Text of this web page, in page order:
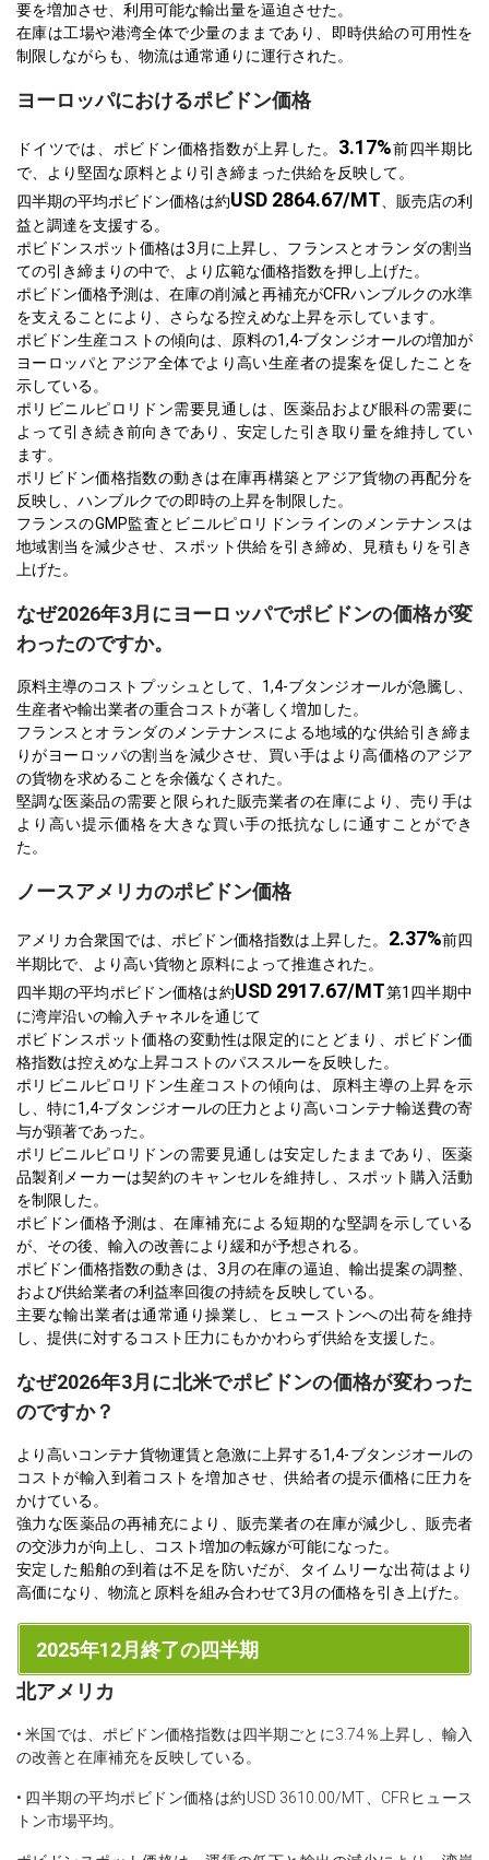
要を増加させ、利用可能な輸出量を逼迫させた。
在庫は工場や港湾全体で少量のままであり、即時供給の可用性を
制限しながらも、物流は通常通りに運行された。
ヨーロッパにおけるポビドン価格
ドイツでは、ポビドン価格指数が上昇した。 3.17%前四半期比
で、より堅固な原料とより引き締まった供給を反映して。
四半期の平均ポビドン価格は約USD 2864.67/MT 、販売店の利
益と調達を支援する。
ポビドンスポット価格は3月に上昇し、フランスとオランダの割当
ての引き締まりの中で、より広範な価格指数を押し上げた。
ポビドン価格予測は、在庫の削減と再補充がCFRハンブルクの水準
を支えることにより、さらなる控えめな上昇を示しています。
ポビドン生産コストの傾向は、原料の1,4-ブタンジオールの増加が
ヨーロッパとアジア全体でより高い生産者の提案を促したことを
示している。
ポリビニルピロリドン需要見通しは、医薬品および眼科の需要に
よって引き続き前向きであり、安定した引き取り量を維持してい
ます。
ポリビドン価格指数の動きは在庫再構築とアジア貨物の再配分を
反映し、ハンブルクでの即時の上昇を制限した。
フランスのGMP監査とビニルピロリドンラインのメンテナンスは
地域割当を減少させ、スポット供給を引き締め、見積もりを引き
上げた。
なぜ2026年3月にヨーロッパでポビドンの価格が変
わったのですか。
原料主導のコストプッシュとして、1,4-ブタンジオールが急騰し、
生産者や輸出業者の重合コストが著しく増加した。
フランスとオランダのメンテナンスによる地域的な供給引き締ま
りがヨーロッパの割当を減少させ、買い手はより高価格のアジア
の貨物を求めることを余儀なくされた。
堅調な医薬品の需要と限られた販売業者の在庫により、売り手は
より高い提示価格を大きな買い手の抵抗なしに通すことができ
た。
ノースアメリカのポビドン価格
アメリカ合衆国では、ポビドン価格指数は上昇した。 2.37%前四
半期比で、より高い貨物と原料によって推進された。
四半期の平均ポビドン価格は約USD 2917.67/MT第1四半期中
に湾岸沿いの輸入チャネルを通じて
ポビドンスポット価格の変動性は限定的にとどまり、ポビドン価
格指数は控えめな上昇コストのパススルーを反映した。
ポリビニルピロリドン生産コストの傾向は、原料主導の上昇を示
し、特に1,4-ブタンジオールの圧力とより高いコンテナ輸送費の寄
与が顕著であった。
ポリビニルピロリドンの需要見通しは安定したままであり、医薬
品製剤メーカーは契約のキャンセルを維持し、スポット購入活動
を制限した。
ポビドン価格予測は、在庫補充による短期的な堅調を示している
が、その後、輸入の改善により緩和が予想される。
ポビドン価格指数の動きは、3月の在庫の逼迫、輸出提案の調整、
および供給業者の利益率回復の持続を反映している。
主要な輸出業者は通常通り操業し、ヒューストンへの出荷を維持
し、提供に対するコスト圧力にもかかわらず供給を支援した。
なぜ2026年3月に北米でポビドンの価格が変わった
のですか？
より高いコンテナ貨物運賃と急激に上昇する1,4-ブタンジオールの
コストが輸入到着コストを増加させ、供給者の提示価格に圧力を
かけている。
強力な医薬品の再補充により、販売業者の在庫が減少し、販売者
の交渉力が向上し、コスト増加の転嫁が可能になった。
安定した船舶の到着は不足を防いだが、タイムリーな出荷はより
高価になり、物流と原料を組み合わせて3月の価格を引き上げた。
2025年12月終了の四半期
北アメリカ
• 米国では、ポビドン価格指数は四半期ごとに3.74％上昇し、輸入
の改善と在庫補充を反映している。
• 四半期の平均ポビドン価格は約USD 3610.00/MT、CFRヒュース
トン市場平均。